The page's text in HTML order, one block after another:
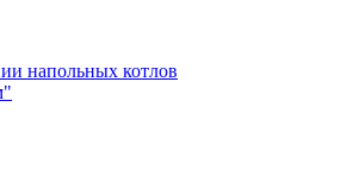
напольных котлов